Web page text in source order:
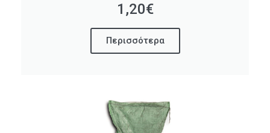
1,20€
Περισσότερα